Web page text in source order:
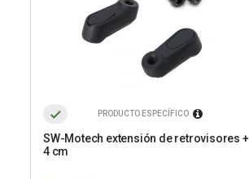
PRODUCTO ESPECÍFICO
SW-Motech extensión de retrovisores +
4 cm